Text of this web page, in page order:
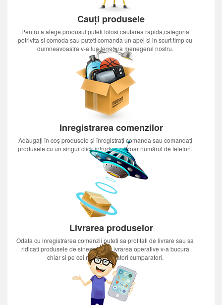
Cauți produsele
Pentru a alege produsul puteti folosi cautarea rapida,categoria
potrivita si comoda sau puteti comanda un apel si in scurt timp cu
dumneavoastra v-a lua legatura menegerul nostru.
Inregistrarea comenzilor
Adăugați în coș produsele și înregistrați comanda sau comandați
produsele cu un singur click introducînd doar numărul de telefon.
Livrarea produselor
Odata cu inregistrarea comenzii puteti sa profitati de livrare sau sa
ridicati produsele de sinestatator.Livrarea operative v-a bucura
chiar si pe cei mai nerabdatori cumparatori.